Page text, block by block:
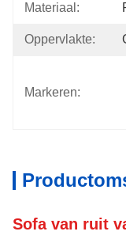
Materiaal:
Oppervlakte:
Markeren:
Sofa van ruit